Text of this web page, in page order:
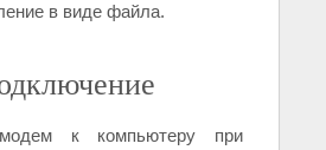
в виде файла.
к компьютеру при